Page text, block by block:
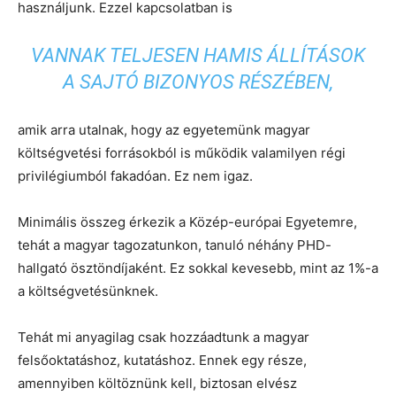
használjunk. Ezzel kapcsolatban is
VANNAK TELJESEN HAMIS ÁLLÍTÁSOK
A SAJTÓ BIZONYOS RÉSZÉBEN,
amik arra utalnak, hogy az egyetemünk magyar
költségvetési forrásokból is működik valamilyen régi
privilégiumból fakadóan. Ez nem igaz.
Minimális összeg érkezik a Közép-európai Egyetemre,
tehát a magyar tagozatunkon, tanuló néhány PHD-
hallgató ösztöndíjaként. Ez sokkal kevesebb, mint az 1%-a
a költségvetésünknek.
Tehát mi anyagilag csak hozzáadtunk a magyar
felsőoktatáshoz, kutatáshoz. Ennek egy része,
amennyiben költöznünk kell, biztosan elvész